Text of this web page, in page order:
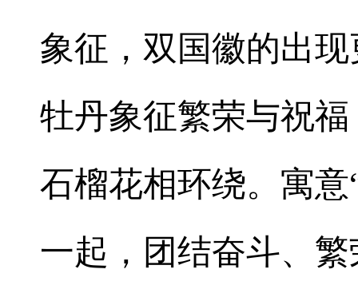
象征，双国徽的出
牡丹象征繁荣与祝
石榴花相环绕。寓
一起，团结奋斗、